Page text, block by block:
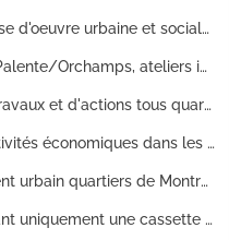
Contrat de ville.- MOUS (maîtrise d'oeuvre urbaine et sociale), actions quartiers Palente-Orchamps, Planoise, Clairs-Soleils, colloque régional "lieux d'accueil parents-enfants", réalisation d'entretiens, mémoire sociologique Le politique entre justification et rhétorique, pérennisation d'actions de développement social, étude sur le développement social des quartiers : bibliographies, citations, brochures, dossier documentaire, rapport de synthèse, convention locales de développement social, tableaux financiers, articles de presse
Contrat de ville.- quartiers de Palente/Orchamps, ateliers individualisés de ré-acquisition des savoirs de base, stage de formation en alcoologie, aménagement d'une galerie associative, actions autour du thème pauvreté/précarité/exclusion, demandes de subventions, création d'espaces de jeux pour enfants, demande d'attribution de locaux associatifs : comptes rendus de réunions, statistiques sur les familles (monoparental, taux de chômage des chefs de famille etc), plans et schémas, étude pré-opérationnel
Contrat de ville.- rapports de travaux et d'actions tous quartiers, rapport des évolutions dans les thèmes de l'emploi (industrie et commerce, chômage, secteur tertiaire, fiscalité etc), étude GREFOSS (groupe d'étude et de formation sur le sanitaire et social) sur le développement communautaire, projet d'urbanisme et d'architecture, perspectives des relations famille-école, rapport sur les problèmes des individus (précarité, exclusion sociale etc), rapport d'activités (1997) de l'association Or 'ange, rapport sur l'école et l'intégration, données générales sur la mutation et le développement économique de Besançon, commission école pour la réussite scolaire : dossiers documentaires, note de synthèse et de travail, articles de presse, rapports
Contrat de ville.- création d'activités économiques dans les quartier, chômage, travailleurs sociaux, opération de renouvellement, redynamisation urbaine du quartier, sécurisation du supermarché, organisation de la fête de quartier, séminaire sur le logement, requalification des locaux à usage collectif : synthèse et compte rendus de réunions, articles de presse, fiches de suivi des structures commerciales et administratives, projet de pré-diagnostic, rapport d'études
Contrat de ville.- renouvellement urbain quartiers de Montrapon/Fontaine-Ecu, projet de restructuration scolaire, fonctionnement d'un réseau emploi, renforcement de la cohésion et du lien social : cartographie d'occupation sociale, statistiques et schémas, comptes rendus de réunions, charte des centres sociaux, tableaux chiffrés
Contrat de ville.- boîte contenant uniquement une cassette VHS de 26 minutes avec un film nommé VIVA CITE